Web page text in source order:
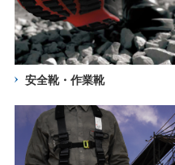
安全靴・作業靴